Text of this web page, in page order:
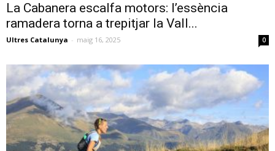
La Cabanera escalfa motors: l’essència
ramadera torna a trepitjar la Vall...
Ultres Catalunya - maig 16, 2025 0